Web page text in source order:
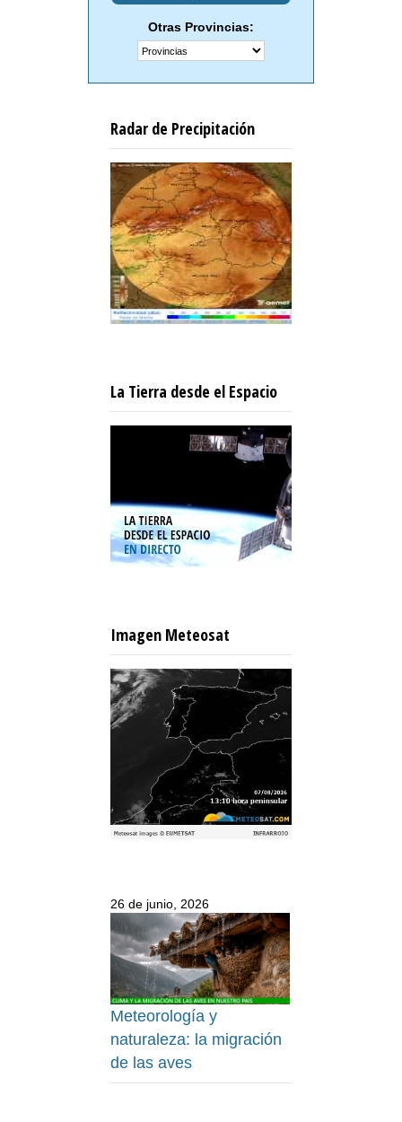
Otras Provincias:
Radar de Precipitación
La Tierra desde el Espacio
Imagen Meteosat
26 de junio, 2026
Meteorología y
naturaleza: la migración
de las aves